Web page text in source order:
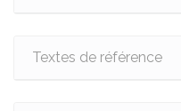
Textes de référence